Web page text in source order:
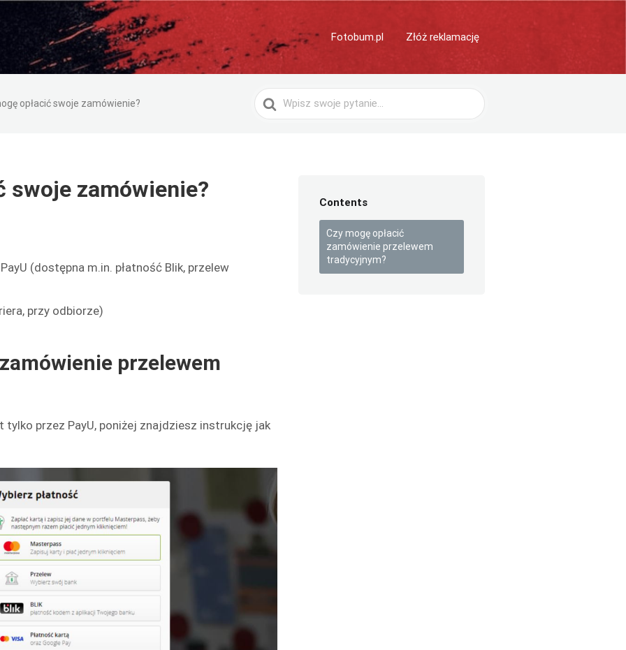
Fotobum.pl Złóż reklamację
opłacić swoje zamówienie?
Search
For
swoje zamówienie?
(dostępna m.in. płatność Blik, przelew
przy odbiorze)
przelewem
przez PayU, poniżej znajdziesz instrukcję jak
Contents
Czy mogę opłacić
zamówienie przelewem
tradycyjnym?